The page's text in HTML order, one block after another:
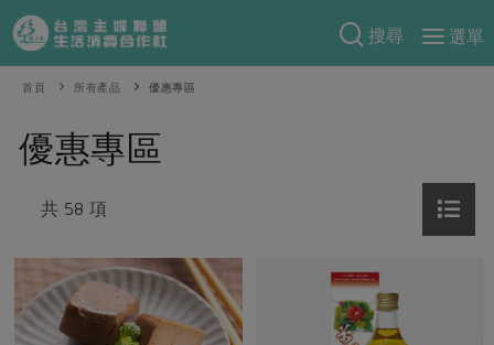
搜尋
選單
產品分類
當季蔬果
一籃菜
芽苗類
奶蛋豆・五穀
食譜料理
肉食
把最好的台灣味帶回家！
防災用品預購圓滿結束
觀點文章
關於合作社
首頁 所有產品 優惠專區
優惠專區
共 58 項